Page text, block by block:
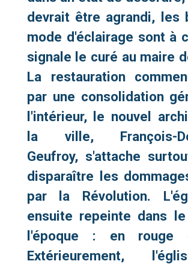
devrait être agrandi, les
mode d'éclairage sont à
signale le curé au maire
La restauration
par une consolidation
l'intérieur, le nouvel
la ville, François-
Geufroy, s'attache
disparaître les
par la Révolution.
ensuite repeinte dans
l'époque : en rouge
Extérieurement,